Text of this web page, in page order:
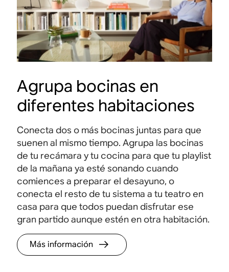
Agrupa bocinas en
diferentes habitaciones
Conecta dos o más bocinas juntas para que
suenen al mismo tiempo. Agrupa las bocinas
de tu recámara y tu cocina para que tu playlist
de la mañana ya esté sonando cuando
comiences a preparar el desayuno, o
conecta el resto de tu sistema a tu teatro en
casa para que todos puedan disfrutar ese
gran partido aunque estén en otra habitación.
Más información